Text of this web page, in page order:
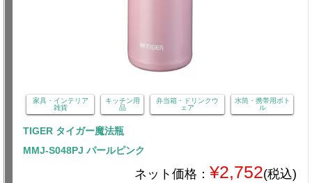
家具・インテリア
雑貨
キッチン用
品
弁当箱・ドリンクウ
ェア
水筒・携帯用ボト
ル
TIGER タイガー魔法瓶
MMJ-S048PJ パールピンク
ネット価格： ¥2,752(税込)